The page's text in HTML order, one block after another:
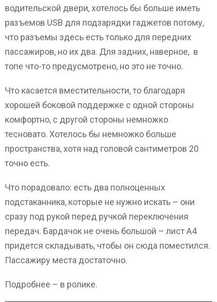
водительской двери, хотелось бы больше иметь
разъемов USB для подзарядки гаджетов потому,
что разъемы здесь есть только для передних
пассажиров, но их два. Для задних, наверное, в
топе что-то предусмотрено, но это не точно.
Что касается вместительности, то благодаря
хорошей боковой поддержке с одной стороны
комфортно, с другой стороны немножко
тесновато. Хотелось бы немножко больше
пространства, хотя над головой сантиметров 20
точно есть.
Что порадовало: есть два полноценных
подстаканника, которые не нужно искать – они
сразу под рукой перед ручкой переключения
передач. Бардачок не очень большой – лист A4
придется складывать, чтобы он сюда поместился.
Пассажиру места достаточно.
Подробнее – в ролике.